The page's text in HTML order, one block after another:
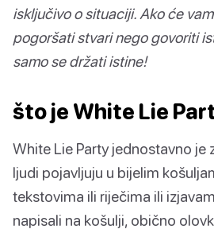
isključivo o situaciji. Ako će
pogoršati stvari nego govoriti
samo se držati istine!
što je White Lie
White Lie Party jednostavno je
ljudi pojavljuju u bijelim
tekstovima ili riječima ili
napisali na košulji, obično